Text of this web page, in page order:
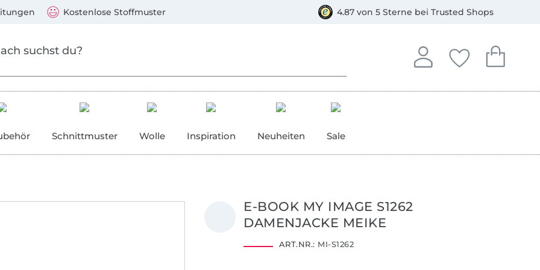
Kostenlose Stoffmuster 4.87 von 5 Sterne bei Trusted Shops
Anmelden
In deinem Konto
Deine
Du hast keine
Dein
Du hast
Schnittmuster Wolle Inspiration Neuheiten Sale
E-BOOK MY IMAGE S1262
DAMENJACKE MEIKE
ART.NR.: MI-S1262
Mastercard, PayPal, Giropay, Kauf auf Rechnung, Vorkasse